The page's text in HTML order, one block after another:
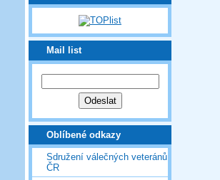
Mail list
Oblíbené odkazy
Sdružení válečných veteránů
ČR